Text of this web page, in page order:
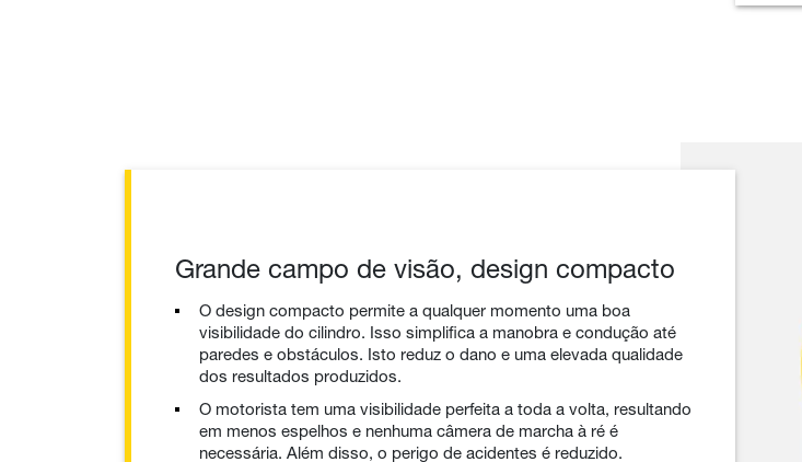
Grande campo de visão, design compacto
O design compacto permite a qualquer momento uma boa
visibilidade do cilindro. Isso simplifica a manobra e condução até
paredes e obstáculos. Isto reduz o dano e uma elevada qualidade
dos resultados produzidos.
O motorista tem uma visibilidade perfeita a toda a volta, resultando
em menos espelhos e nenhuma câmera de marcha à ré é
necessária. Além disso, o perigo de acidentes é reduzido.